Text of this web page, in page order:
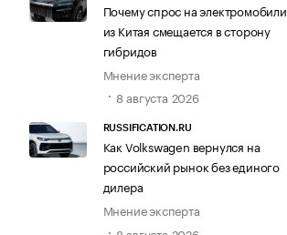
Почему спрос на электромобили
из Китая смещается в сторону
гибридов
Мнение эксперта
8 августа 2026
RUSSIFICATION.RU
Как Volkswagen вернулся на
российский рынок без единого
дилера
Мнение эксперта